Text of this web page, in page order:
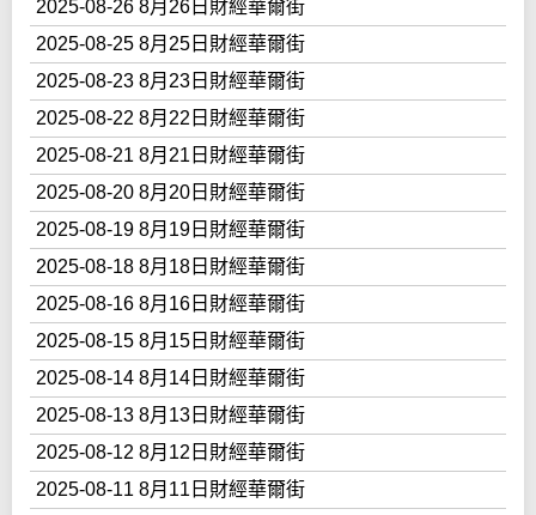
2025-08-26 8月26日財經華爾街
2025-08-25 8月25日財經華爾街
2025-08-23 8月23日財經華爾街
2025-08-22 8月22日財經華爾街
2025-08-21 8月21日財經華爾街
2025-08-20 8月20日財經華爾街
2025-08-19 8月19日財經華爾街
2025-08-18 8月18日財經華爾街
2025-08-16 8月16日財經華爾街
2025-08-15 8月15日財經華爾街
2025-08-14 8月14日財經華爾街
2025-08-13 8月13日財經華爾街
2025-08-12 8月12日財經華爾街
2025-08-11 8月11日財經華爾街